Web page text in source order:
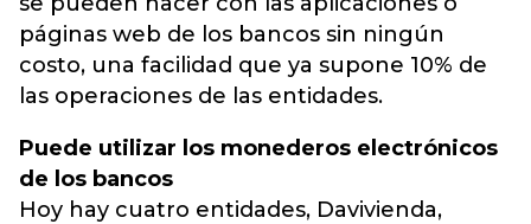
páginas web de los bancos sin ningún
costo, una facilidad que ya supone 10% de
las operaciones de las entidades.
Puede utilizar los monederos electrónicos
de los bancos
Hoy hay cuatro entidades, Davivienda,